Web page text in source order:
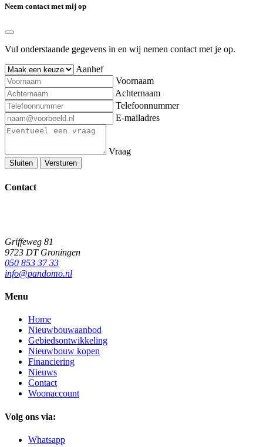
Neem contact met mij op
Vul onderstaande gegevens in en wij nemen contact met je op.
Aanhef
Voornaam
Achternaam
Telefoonnummer
E-mailadres
Vraag
Sluiten Versturen
Contact
Griffeweg 81
9723 DT Groningen
050 853 37 33
info@pandomo.nl
Menu
Home
Nieuwbouwaanbod
Gebiedsontwikkeling
Nieuwbouw kopen
Financiering
Nieuws
Contact
Woonaccount
Volg ons via:
Whatsapp